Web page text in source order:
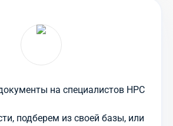
на специалистов НРС
подберем из своей базы, или